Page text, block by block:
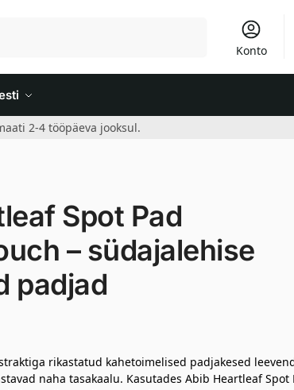
Konto
2-4 tööpäeva jooksul.
Spot Pad
– südajalehise
padjad
rikastatud kahetoimelised padjakesed
naha tasakaalu. Kasutades Abib Heartleaf Spot